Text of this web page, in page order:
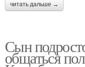
читать дальше →
Сын
общаться